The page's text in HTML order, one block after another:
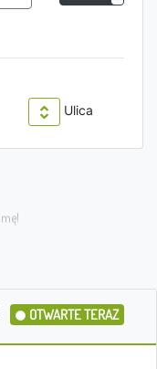
Ulica
OTWARTE TERAZ